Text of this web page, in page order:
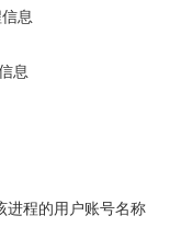
息
息
程的用户账号名称